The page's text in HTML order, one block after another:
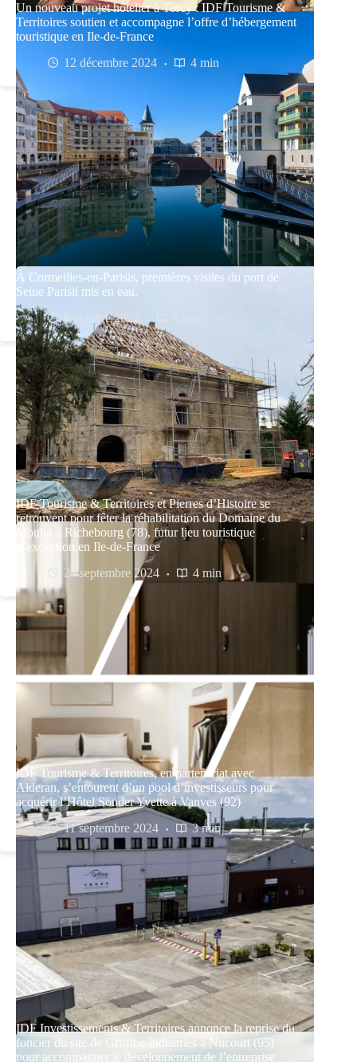
Un nouveau projet hôtelier à Torcy : IDF Tourisme &
Territoires soutien et accompagne l’offre d’hébergement
touristique en Ile-de-France
12 décembre 2024
4 min
À Cormeilles-en-Parisis, premières visites du port de
Seine Parisii mis en eau.
8 octobre 2024
IDF Tourisme & Territoires et Pierres d’Histoire se
retrouvent pour fêter la réhabilitation du Domaine du
Moulin à Richebourg (78), futur lieu touristique
d’exception en Ile-de-France
24 septembre 2024
4 min
IDF Tourisme & Territoires, en partenariat avec
Alderan, s’entourent d’un pool d’investisseurs pour
acquérir l’Hôtel Sonder Yvette à Vanves (92)
11 septembre 2024
3 min
IDF Investissements & Territoires annonce la reprise du
foncier du site de Griffine Industries à Nucourt (95)
pour accompagner le développement de l’entreprise